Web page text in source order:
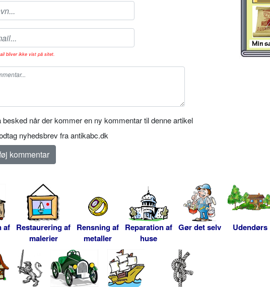
bliver ikke vist på sitet.
besked når der kommer en ny kommentar til denne artikel
nyhedsbrev fra antikabc.dk
af Restaurering af
malerier
Rensning af
metaller
Reparation af
huse
Gør det selv Udendørs